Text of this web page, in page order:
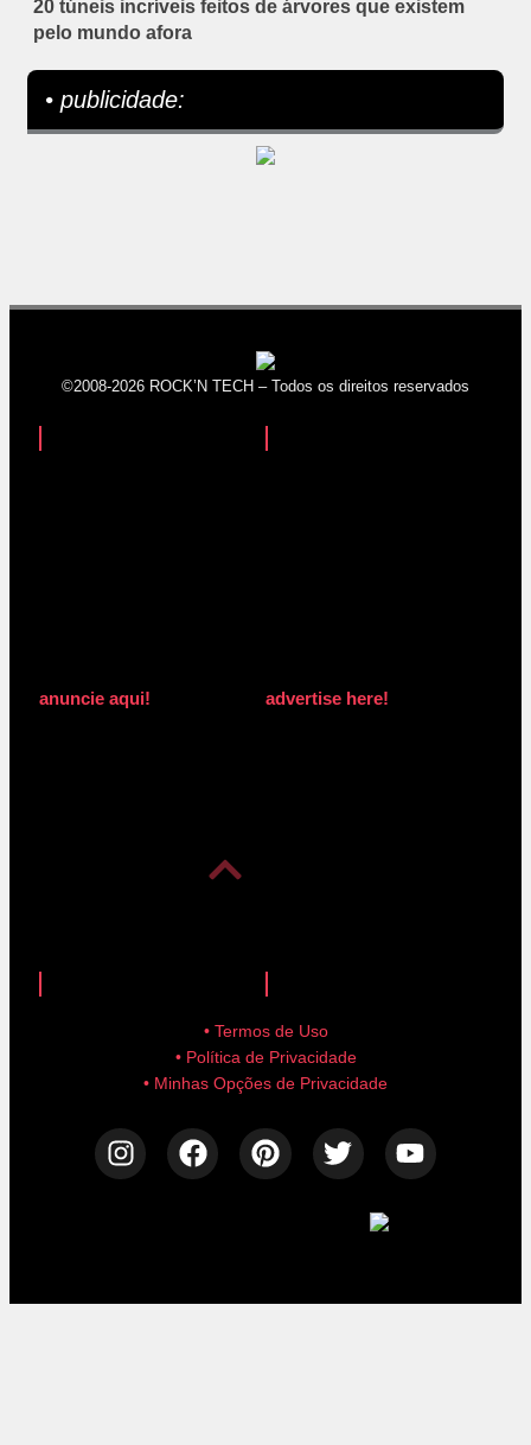
20 túneis incríveis feitos de árvores que existem
pelo mundo afora
• publicidade:
©2008-2026 ROCK’N TECH – Todos os direitos reservados
anuncie aqui! advertise here!
• Termos de Uso
• Política de Privacidade
• Minhas Opções de Privacidade